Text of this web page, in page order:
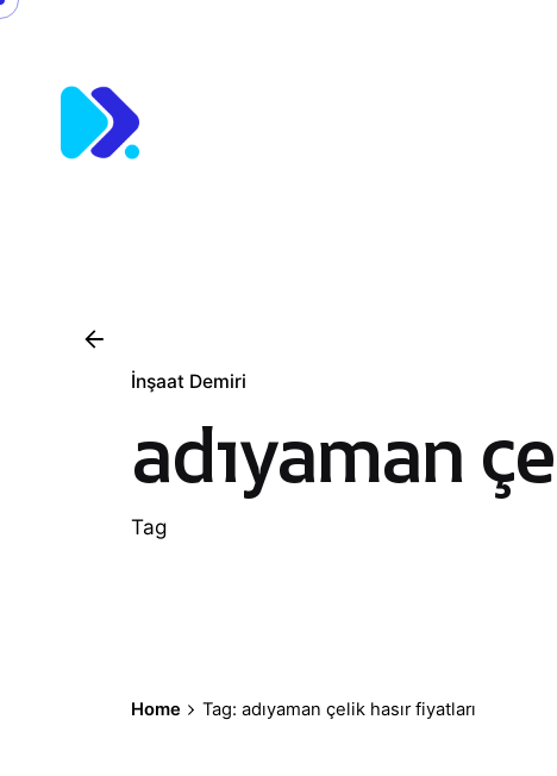
Skip
İnşaat Demiri
adıyaman
Tag
Home Tag: adıyaman çelik hasır fiyatları